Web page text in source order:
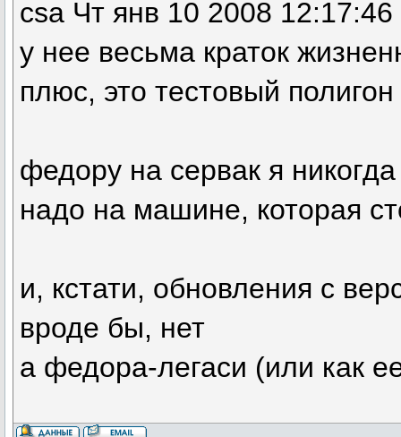
csa Чт янв 10 2008 12:17:46
у нее весьма краток
плюс, это тестовый
федору на сервак я
надо на машине, которая
и, кстати, обновления с
вроде бы, нет
а федора-легаси (или как